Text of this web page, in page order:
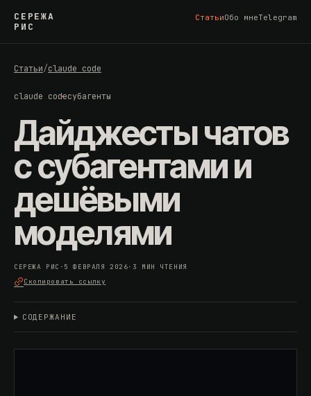
СЕРЕЖА
РИС
СтатьиОбо мнеTelegram
Статьи/claude code
claude codeсубагенты
Дайджесты чатов
с субагентами и
дешёвыми
моделями
СЕРЕЖА РИС · 5 ФЕВРАЛЯ 2026· 3 МИН ЧТЕНИЯ
Скопировать ссылку
СОДЕРЖАНИЕ